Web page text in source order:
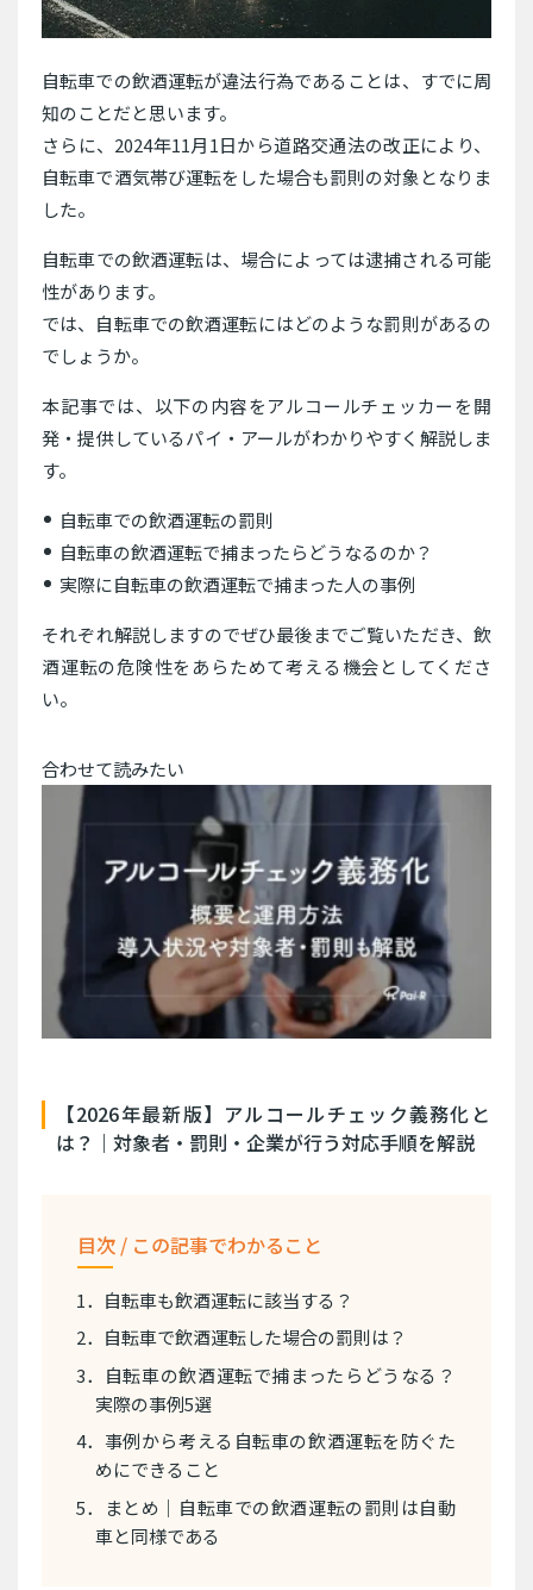
自転車での飲酒運転が違法行為であることは、すでに周
知のことだと思います。
さらに、2024年11月1日から道路交通法の改正により、
自転車で酒気帯び運転をした場合も罰則の対象となりま
した。
自転車での飲酒運転は、場合によっては逮捕される可能
性があります。
では、自転車での飲酒運転にはどのような罰則があるの
でしょうか。
本記事では、以下の内容をアルコールチェッカーを開
発・提供しているパイ・アールがわかりやすく解説しま
す。
自転車での飲酒運転の罰則
自転車の飲酒運転で捕まったらどうなるのか？
実際に自転車の飲酒運転で捕まった人の事例
それぞれ解説しますのでぜひ最後までご覧いただき、飲
酒運転の危険性をあらためて考える機会としてくださ
い。
合わせて読みたい
【2026年最新版】アルコールチェック義務化と
は？｜対象者・罰則・企業が行う対応手順を解説
目次 / この記事でわかること
1．自転車も飲酒運転に該当する？
2．自転車で飲酒運転した場合の罰則は？
3．自転車の飲酒運転で捕まったらどうなる？
実際の事例5選
4．事例から考える自転車の飲酒運転を防ぐた
めにできること
5．まとめ｜自転車での飲酒運転の罰則は自動
車と同様である